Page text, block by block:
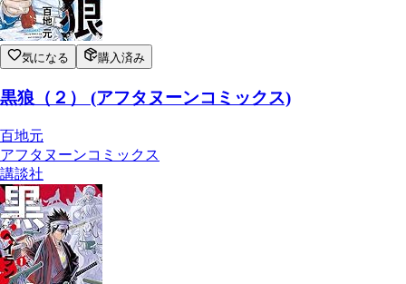
気になる 購入済み
黒狼（２） (アフタヌーンコミックス)
百地元
アフタヌーンコミックス
講談社